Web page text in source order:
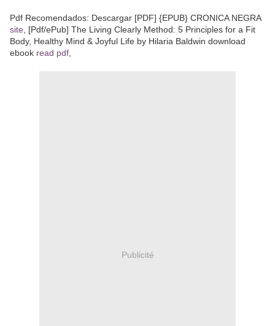
Pdf Recomendados: Descargar [PDF] {EPUB} CRONICA NEGRA
site , [Pdf/ePub] The Living Clearly Method: 5 Principles for a Fit
Body, Healthy Mind & Joyful Life by Hilaria Baldwin download
ebook read pdf
Publicité